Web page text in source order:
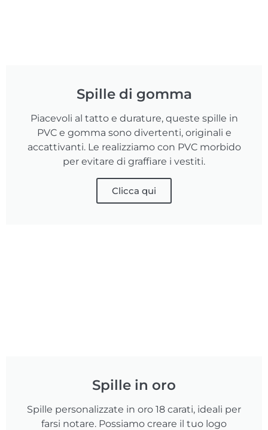
Spille di gomma
Piacevoli al tatto e durature, queste spille in
PVC e gomma sono divertenti, originali e
accattivanti. Le realizziamo con PVC morbido
per evitare di graffiare i vestiti.
Clicca qui
Spille in oro
Spille personalizzate in oro 18 carati, ideali per
farsi notare. Possiamo creare il tuo logo